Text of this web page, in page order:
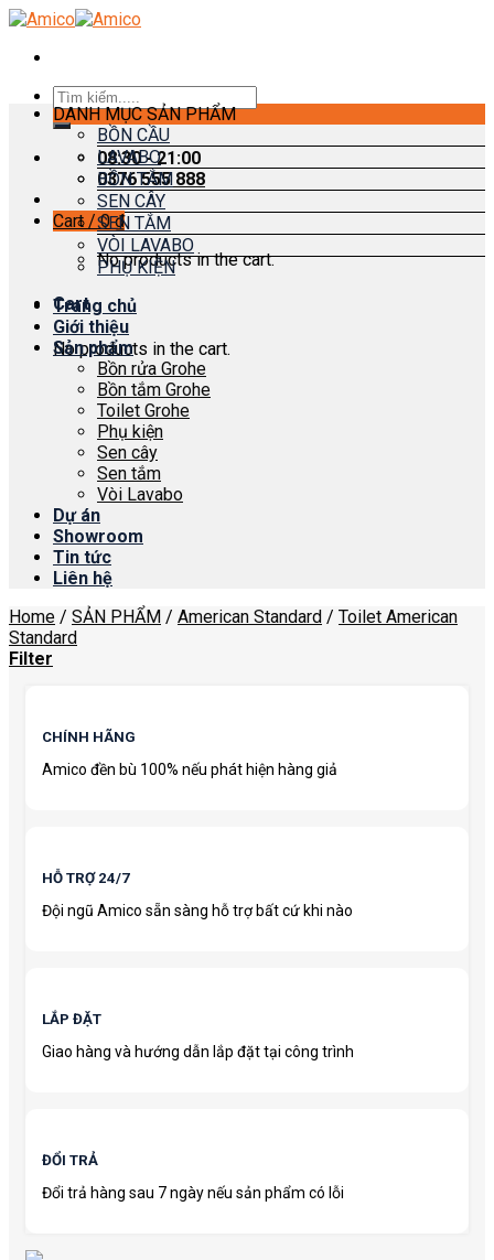
Skip
content
Search
for:
08:30 - 21:00
0376 555 888
Cart /0₫
No products in the cart.
Cart
No products in the cart.
DANH MỤC SẢN PHẨM
BỒN CẦU
LAVABO
BỒN TẮM
SEN CÂY
SEN TẮM
VÒI LAVABO
PHỤ KIỆN
Trang chủ
Giới thiệu
Sản phẩm
Bồn rửa Grohe
Bồn tắm Grohe
Toilet Grohe
Phụ kiện
Sen cây
Sen tắm
Vòi Lavabo
Dự án
Showroom
Tin tức
Liên hệ
Home / SẢN PHẨM / American Standard / Toilet American
Standard
Filter
CHÍNH HÃNG
Amico đền bù 100% nếu phát hiện hàng giả
HỖ TRỢ 24/7
Đội ngũ Amico sẵn sàng hỗ trợ bất cứ khi nào
LẮP ĐẶT
Giao hàng và hướng dẫn lắp đặt tại công trình
ĐỔI TRẢ
Đổi trả hàng sau 7 ngày nếu sản phẩm có lỗi